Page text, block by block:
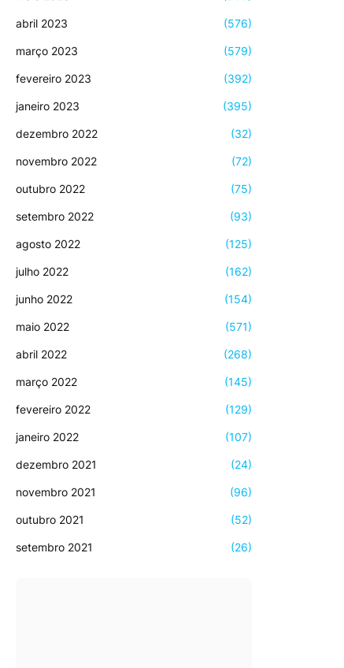
abril 2023 (576)
março 2023 (579)
fevereiro 2023 (392)
janeiro 2023 (395)
dezembro 2022 (32)
novembro 2022 (72)
outubro 2022 (75)
setembro 2022 (93)
agosto 2022 (125)
julho 2022 (162)
junho 2022 (154)
maio 2022 (571)
abril 2022 (268)
março 2022 (145)
fevereiro 2022 (129)
janeiro 2022 (107)
dezembro 2021 (24)
novembro 2021 (96)
outubro 2021 (52)
setembro 2021 (26)